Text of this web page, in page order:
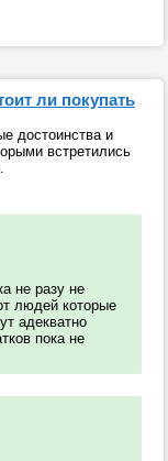
ли покупать
достоинства и
встретились
не разу не
людей которые
адекватно
пока не